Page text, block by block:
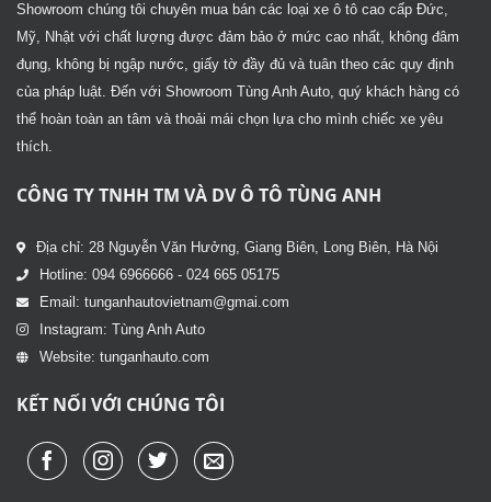
Showroom chúng tôi chuyên mua bán các loại xe ô tô cao cấp Đức,
Mỹ, Nhật với chất lượng được đảm bảo ở mức cao nhất, không đâm
đụng, không bị ngập nước, giấy tờ đầy đủ và tuân theo các quy định
của pháp luật. Đến với Showroom Tùng Anh Auto, quý khách hàng có
thể hoàn toàn an tâm và thoải mái chọn lựa cho mình chiếc xe yêu
thích.
CÔNG TY TNHH TM VÀ DV Ô TÔ TÙNG ANH
Địa chỉ: 28 Nguyễn Văn Hưởng, Giang Biên, Long Biên, Hà Nội
Hotline: 094 6966666 - 024 665 05175
Email: tunganhautovietnam@gmai.com
Instagram: Tùng Anh Auto
Website: tunganhauto.com
KẾT NỐI VỚI CHÚNG TÔI